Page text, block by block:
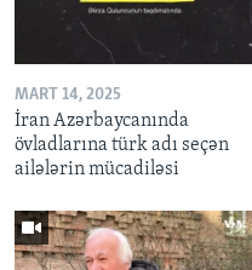
MART 14, 2025
İran Azərbaycanında
övladlarına türk adı seçən
ailələrin mücadiləsi